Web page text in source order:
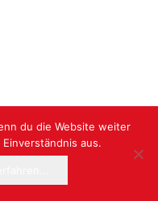
du die Website weiter
aus.